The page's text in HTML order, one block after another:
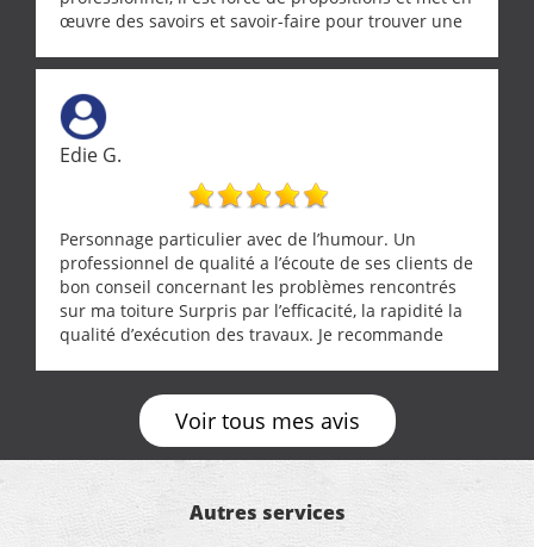
œuvre des savoirs et savoir-faire pour trouver une
demande de l écoute et de la considération, ce qui
ne se trouve que chez les pationnés de leur métier.
Merci a ce monsieur pour sa disponibilité
Edie G.
Personnage particulier avec de l’humour. Un
professionnel de qualité a l’écoute de ses clients de
bon conseil concernant les problèmes rencontrés
sur ma toiture Surpris par l’efficacité, la rapidité la
qualité d’exécution des travaux. Je recommande
Voir tous mes avis
Autres services